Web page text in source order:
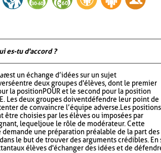
es-tu d'accord ?
est un échange d’idées sur un sujet
entre deux groupes d'élèves, dont le premier
la position POUR et le second pour la position
Les deux groupes doivent défendre leur point de
de convaincre l’équipe adverse. Les positions
être choisies par les élèves ou imposées par
lequel joue le rôle de modérateur. Cette
une préparation préalable de la part des
le but de trouver des arguments crédibles. En
aux élèves d'échanger des idées et de